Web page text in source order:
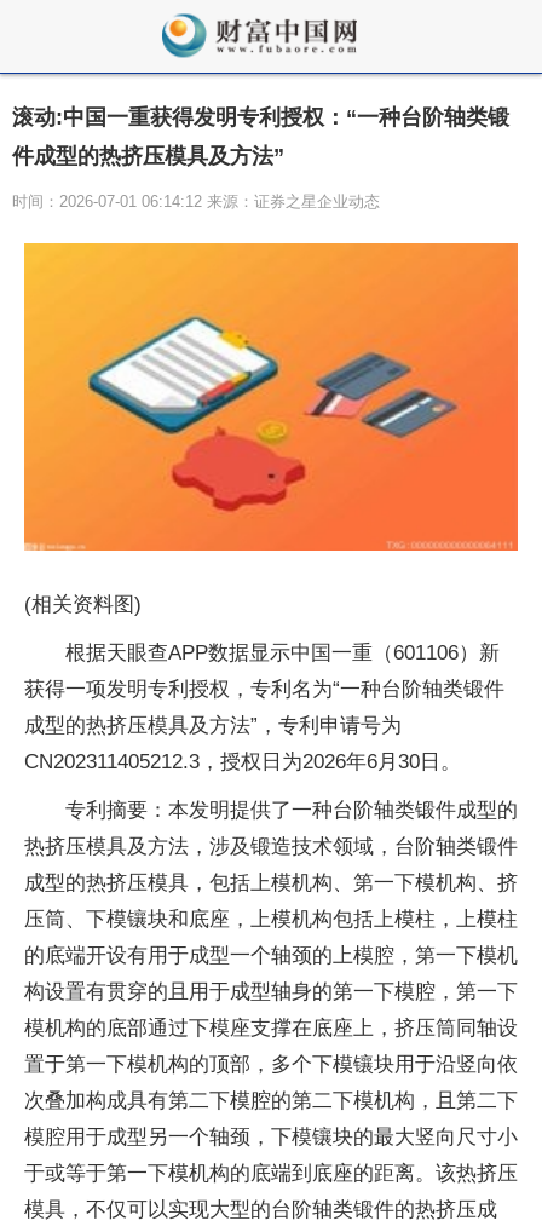
滚动:中国一重获得发明专利授权：“一种台阶轴类锻
件成型的热挤压模具及方法”
时间：2026-07-01 06:14:12 来源：证券之星企业动态
(相关资料图)
根据天眼查APP数据显示中国一重（601106）新
获得一项发明专利授权，专利名为“一种台阶轴类锻件
成型的热挤压模具及方法”，专利申请号为
CN202311405212.3，授权日为2026年6月30日。
专利摘要：本发明提供了一种台阶轴类锻件成型的
热挤压模具及方法，涉及锻造技术领域，台阶轴类锻件
成型的热挤压模具，包括上模机构、第一下模机构、挤
压筒、下模镶块和底座，上模机构包括上模柱，上模柱
的底端开设有用于成型一个轴颈的上模腔，第一下模机
构设置有贯穿的且用于成型轴身的第一下模腔，第一下
模机构的底部通过下模座支撑在底座上，挤压筒同轴设
置于第一下模机构的顶部，多个下模镶块用于沿竖向依
次叠加构成具有第二下模腔的第二下模机构，且第二下
模腔用于成型另一个轴颈，下模镶块的最大竖向尺寸小
于或等于第一下模机构的底端到底座的距离。该热挤压
模具，不仅可以实现大型的台阶轴类锻件的热挤压成